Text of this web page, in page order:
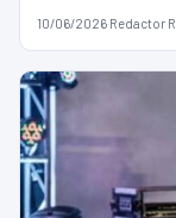
10/06/2026·Redactor